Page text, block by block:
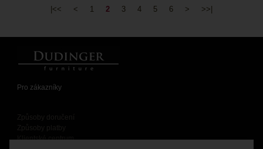
|<< < 1 2 3 4 5 6 > >>|
Pro zákazníky
Způsoby doručení
Způsoby platby
Klientské centrum